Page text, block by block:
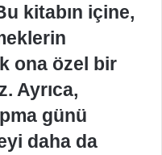
kitabın içine,
ona özel bir
Ayrıca,
günü
daha da